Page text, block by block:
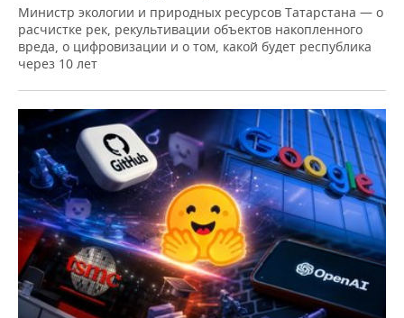
Министр экологии и природных ресурсов Татарстана — о
расчистке рек, рекультивации объектов накопленного
вреда, о цифровизации и о том, какой будет республика
через 10 лет